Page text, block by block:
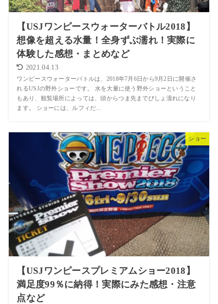
【USJワンピースウォーターバトル2018】
想像を超える水量！全身ずぶ濡れ！実際に
体験した感想・まとめなど
2021.04.13
ワンピースウォーターバトルは、2018年7月6日から9月2日に開催さ
れるUSJの野外ショーです。 水を大量に使う野外ショーということ
もあり、観覧場所によっては、頭からつま先までびしょ濡れになり
ます。 ショーには、ルフィだ...
ショー
【USJワンピースプレミアムショー2018】
満足度99％に納得！実際にみた感想・注意
点など